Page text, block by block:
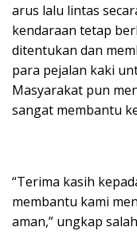
arus lalu lintas
kendaraan tetap
ditentukan dan
para pejalan kaki
Masyarakat pun
sangat membantu
“Terima kasih
membantu kami
aman,” ungkap